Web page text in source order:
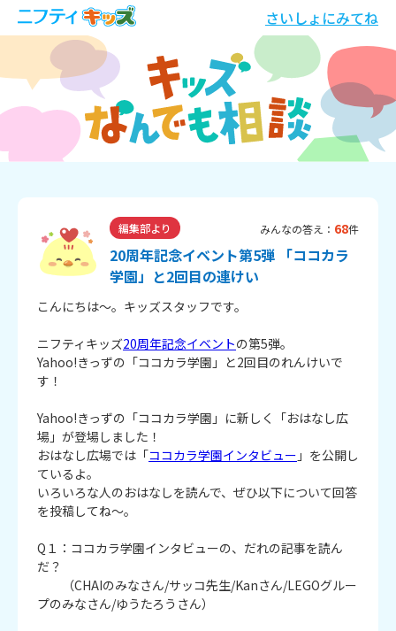
さいしょにみてね
編集部より みんなの答え： 68件
20周年記念イベント第5弾 「ココカラ
学園」と2回目の連けい
こんにちは～。キッズスタッフです。
ニフティキッズ20周年記念イベントの第5弾。
Yahoo!きっずの「ココカラ学園」と2回目のれんけいで
す！
Yahoo!きっずの「ココカラ学園」に新しく「おはなし広
場」が登場しました！
おはなし広場では「ココカラ学園インタビュー 」を公開し
ているよ。
いろいろな人のおはなしを読んで、ぜひ以下について回答
を投稿してね～。
Q１：ココカラ学園インタビューの、だれの記事を読ん
だ？
（CHAIのみなさん/サッコ先生/Kanさん/LEGOグルー
プのみなさん/ゆうたろうさん）